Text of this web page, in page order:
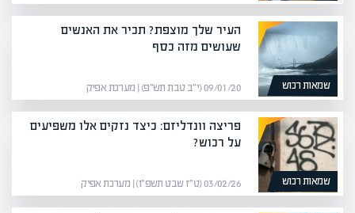
שמאות רכוש
העיר שלך מוצפת? תכיר את האנשים
שעושים מזה כסף
09/01/20 (י״ב טבת תש״פ) | מערכת אפיק
שמאות רכוש
פריצה וונדליזם: כיצד נזקים אלו משפיעים
על רכוש?
03/02/26 (ט״ז שבט תשפ״ו) | מערכת אפיק